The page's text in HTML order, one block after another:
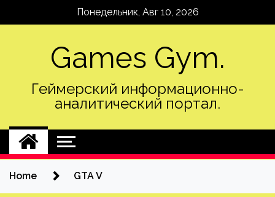
Понедельник, Авг 10, 2026
Games Gym.
Геймерский информационно-
аналитический портал.
Home GTA V